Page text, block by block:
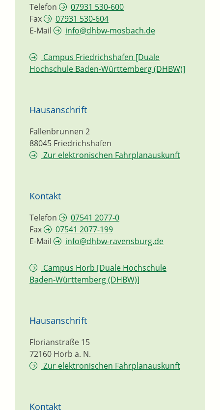
Telefon
07931 530-600
Fax
07931 530-604
E-Mail
info@dhbw-mosbach.de
Campus Friedrichshafen [Duale
Hochschule Baden-Württemberg (DHBW)]
Hausanschrift
Fallenbrunnen 2
88045 Friedrichshafen
Zur elektronischen Fahrplanauskunft
Kontakt
Telefon
07541 2077-0
Fax
07541 2077-199
E-Mail
info@dhbw-ravensburg.de
Campus Horb [Duale Hochschule
Baden-Württemberg (DHBW)]
Hausanschrift
Florianstraße 15
72160 Horb a. N.
Zur elektronischen Fahrplanauskunft
Kontakt